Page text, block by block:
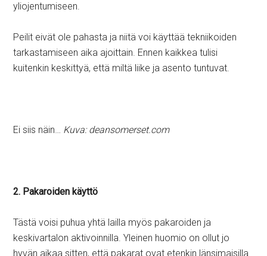
yliojentumiseen.
Peilit eivät ole pahasta ja niitä voi käyttää tekniikoiden
tarkastamiseen aika ajoittain. Ennen kaikkea tulisi
kuitenkin keskittyä, että miltä liike ja asento tuntuvat.
Ei siis näin… Kuva: deansomerset.com
2. Pakaroiden käyttö
Tästä voisi puhua yhtä lailla myös pakaroiden ja
keskivartalon aktivoinnilla. Yleinen huomio on ollut jo
hyvän aikaa sitten, että pakarat ovat etenkin länsimaisilla